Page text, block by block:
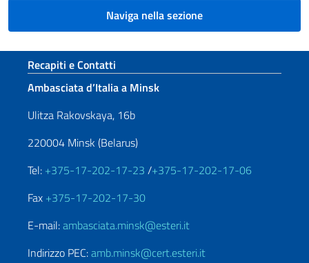
Naviga nella sezione
Sezione footer
Recapiti e Contatti
Ambasciata d’Italia a Minsk
Ulitza Rakovskaya, 16b
220004 Minsk (Belarus)
Tel: +375-17-202-17-23 /+375-17-202-17-06
Fax +375-17-202-17-30
E-mail:ambasciata.minsk@esteri.it
Indirizzo PEC:amb.minsk@cert.esteri.it